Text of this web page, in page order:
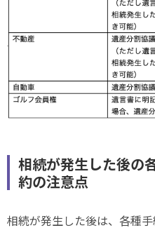
相続が発生した後の
約の注意点
相続が発生した後は、各種